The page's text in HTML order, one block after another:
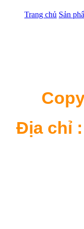
Trang chủ Sản
Địa chỉ :